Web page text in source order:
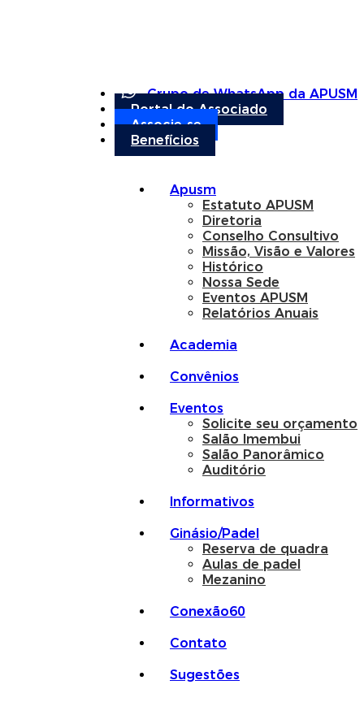
Grupo de WhatsApp da APUSM
Portal do Associado
Associe-se
Benefícios
Apusm
Estatuto APUSM
Diretoria
Conselho Consultivo
Missão, Visão e Valores
Histórico
Nossa Sede
Eventos APUSM
Relatórios Anuais
Academia
Convênios
Eventos
Solicite seu orçamento
Salão Imembui
Salão Panorâmico
Auditório
Informativos
Ginásio/Padel
Reserva de quadra
Aulas de padel
Mezanino
Conexão60
Contato
Sugestões